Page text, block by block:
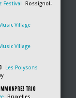
Festival
Rossignol-
Village
Village
Les Polysons
TRIO